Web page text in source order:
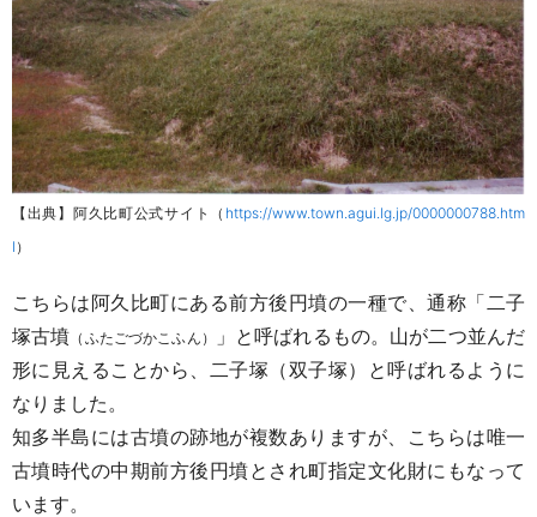
【出典】阿久比町公式サイト（ https://www.town.agui.lg.jp/0000000788.htm
l ）
こちらは阿久比町にある前方後円墳の一種で、通称「 二子
塚古墳 （ふたごづかこふん） 」と呼ばれるもの。山が二つ並んだ
形に見えることから、二子塚（双子塚）と呼ばれるように
なりました。
知多半島には古墳の跡地が複数ありますが、こちらは唯一
古墳時代の中期前方後円墳とされ町指定文化財にもなって
います。